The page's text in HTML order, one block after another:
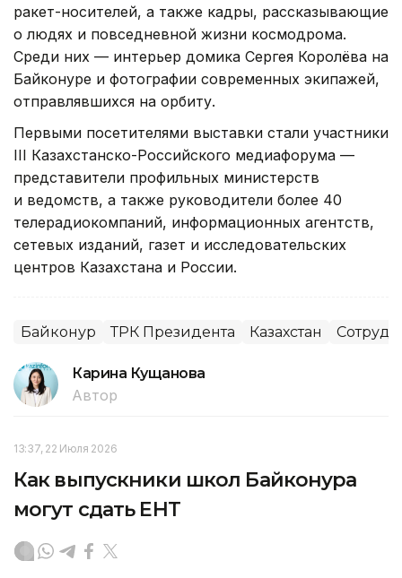
ракет-носителей, а также кадры, рассказывающие
о людях и повседневной жизни космодрома.
Среди них — интерьер домика Сергея Королёва на
Байконуре и фотографии современных экипажей,
отправлявшихся на орбиту.
Первыми посетителями выставки стали участники
III Казахстанско-Российского медиафорума —
представители профильных министерств
и ведомств, а также руководители более 40
телерадиокомпаний, информационных агентств,
сетевых изданий, газет и исследовательских
центров Казахстана и России.
Байконур ТРК Президента Казахстан
Карина Кущанова
Автор
13:37, 22 Июля 2026
Как выпускники школ Байконура
могут сдать ЕНТ